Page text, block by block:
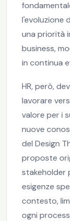
l'evoluzione
una priorità
business,
in continua
HR, però,
lavorare
valore per i
nuove
del Design
proposte
stakeholder
esigenze
contesto,
ogni